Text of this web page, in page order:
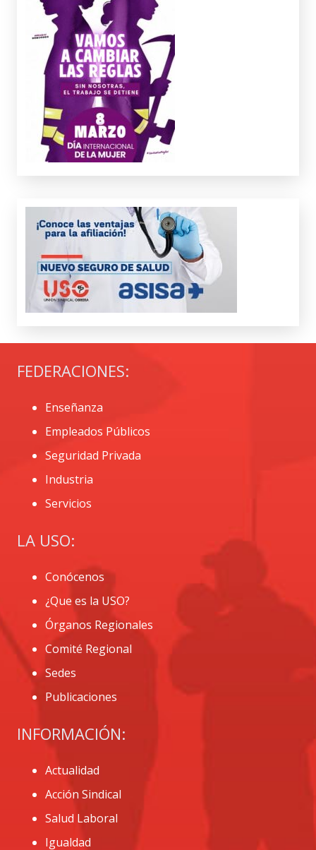
FEDERACIONES:
Enseñanza
Empleados Públicos
Seguridad Privada
Industria
Servicios
LA USO:
Conócenos
¿Que es la USO?
Órganos Regionales
Comité Regional
Sedes
Publicaciones
INFORMACIÓN:
Actualidad
Acción Sindical
Salud Laboral
Igualdad